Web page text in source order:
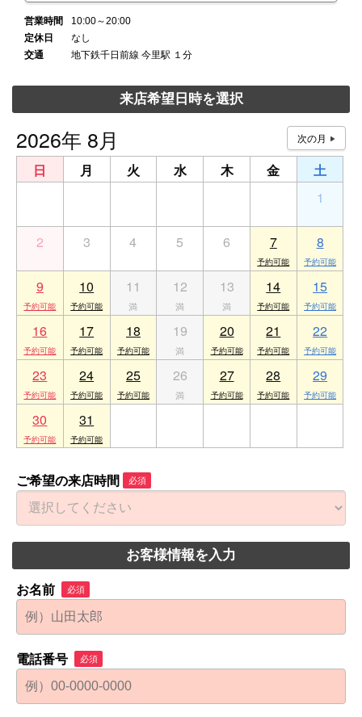
営業時間
10:00～20:00
定休日
なし
交通
地下鉄千日前線 今里駅 １分
来店希望日時を選択
2026年 8月
日 月 火 水 木 金
土
1
2 3 4 5 6 7 8
9 10 11 12 13 14 15
16 17 18 19 20 21 22
23 24 25 26 27 28 29
30 31
ご希望の来店時間 必須
お客様情報を入力
お名前 必須
電話番号 必須